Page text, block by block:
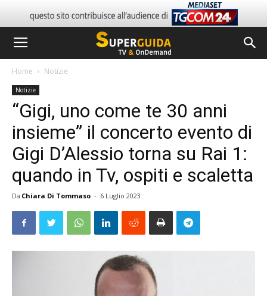
Home Notizie
Notizie
“Gigi, uno come te 30 anni
insieme” il concerto evento di
Gigi D’Alessio torna su Rai 1:
quando in Tv, ospiti e scaletta
Da Chiara Di Tommaso - 6 Luglio 2023